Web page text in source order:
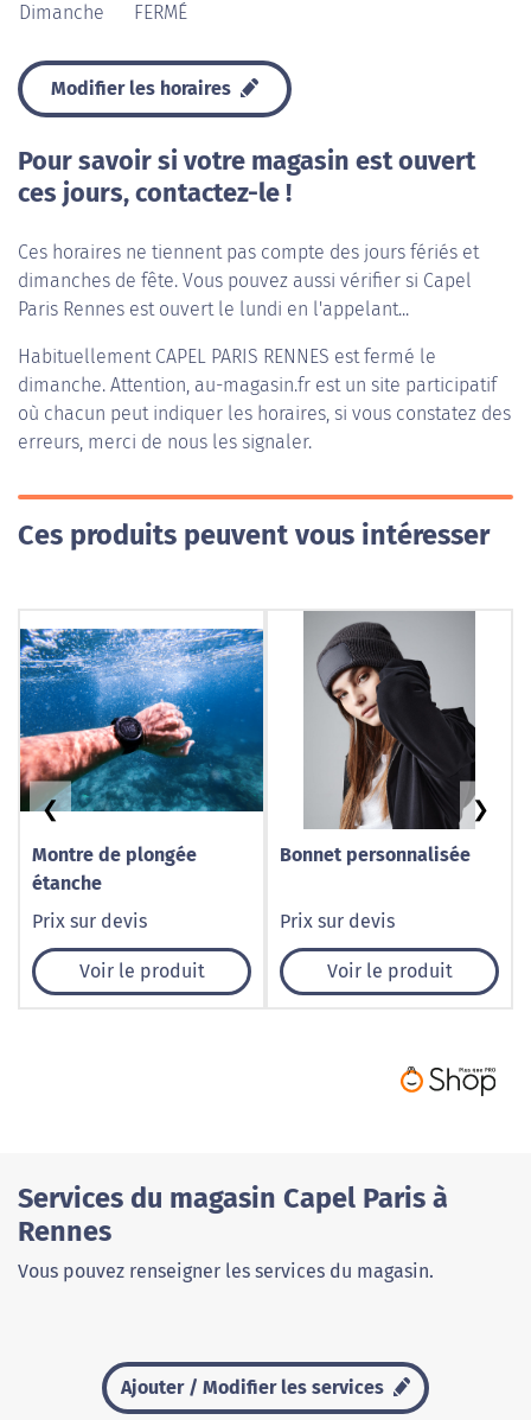
Dimanche
FERMÉ
Modifier les horaires
Pour savoir si votre magasin est ouvert
ces jours, contactez-le !
Ces horaires ne tiennent pas compte des jours fériés et
dimanches de fête. Vous pouvez aussi vérifier si Capel
Paris Rennes est ouvert le lundi en l'appelant...
Habituellement CAPEL PARIS RENNES est fermé le
dimanche. Attention, au-magasin.fr est un site participatif
où chacun peut indiquer les horaires, si vous constatez des
erreurs, merci de nous les signaler.
Ces produits peuvent vous intéresser
Montre de plongée
étanche
Prix sur devis
Voir le produit
Bonnet personnalisée
Prix sur devis
Voir le produit
❮ ❯
Services du magasin Capel Paris à
Rennes
Vous pouvez renseigner les services du magasin.
Ajouter / Modifier les services